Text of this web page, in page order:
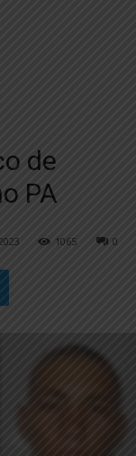
de
PA
0
1065